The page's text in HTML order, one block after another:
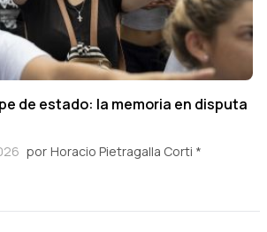
de estado: la memoria en disputa
por Horacio Pietragalla Corti *